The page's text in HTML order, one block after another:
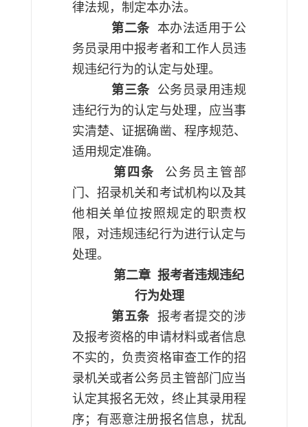
律法规，制定本办法。
第二条
本办法适用于公
务员录用中报考者和工作人员违
规违纪行为的认定与处理。
第三条
公务员录用违规
违纪行为的认定与处理，应当事
实清楚、证据确凿、程序规范、
适用规定准确。
第四条
公务员主管部
门、招录机关和考试机构以及其
他相关单位按照规定的职责权
限，对违规违纪行为进行认定与
处理。
第二章 报考者违规违纪
行为处理
第五条 报考者提交的涉
及报考资格的申请材料或者信息
不实的，负责资格审查工作的招
录机关或者公务员主管部门应当
认定其报名无效，终止其录用程
序；有恶意注册报名信息，扰乱